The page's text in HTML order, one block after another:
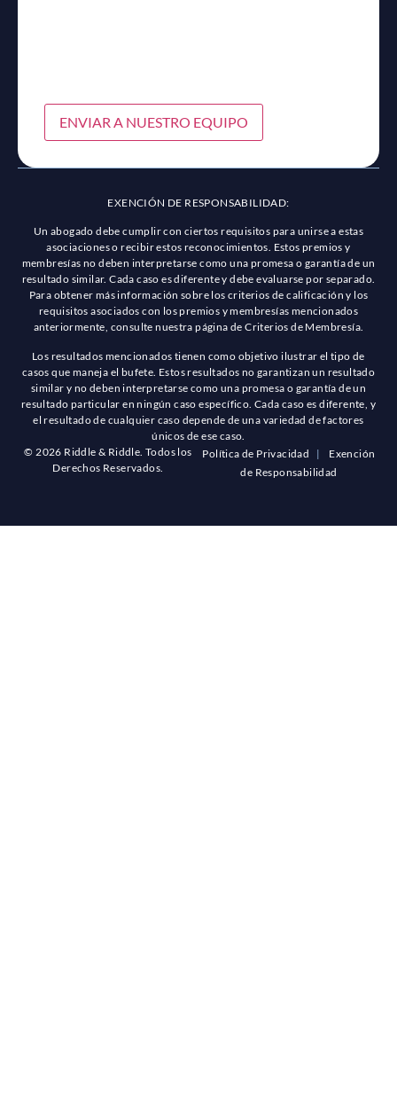
ENVIAR A NUESTRO EQUIPO
EXENCIÓN DE RESPONSABILIDAD:
Un abogado debe cumplir con ciertos requisitos para unirse a estas
asociaciones o recibir estos reconocimientos. Estos premios y
membresías no deben interpretarse como una promesa o garantía de un
resultado similar. Cada caso es diferente y debe evaluarse por separado.
Para obtener más información sobre los criterios de calificación y los
requisitos asociados con los premios y membresías mencionados
anteriormente, consulte nuestra página de Criterios de Membresía.
Los resultados mencionados tienen como objetivo ilustrar el tipo de
casos que maneja el bufete. Estos resultados no garantizan un resultado
similar y no deben interpretarse como una promesa o garantía de un
resultado particular en ningún caso específico. Cada caso es diferente, y
el resultado de cualquier caso depende de una variedad de factores
únicos de ese caso.
© 2026 Riddle & Riddle. Todos los
Derechos Reservados.
Política de Privacidad |
Exención
de Responsabilidad